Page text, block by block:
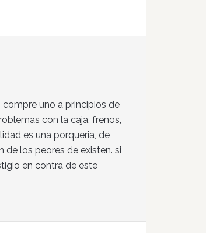
uno a principios de
con la caja, frenos,
es una porqueria, de
los peores de existen. si
en contra de este